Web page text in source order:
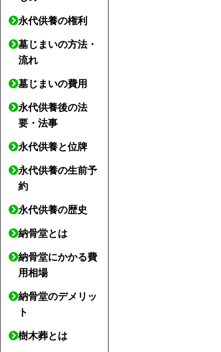
永代供養の権利
墓じまいの方法・
流れ
墓じまいの費用
永代供養後の法
要・法事
永代供養と位牌
永代供養の生前予
約
永代供養の歴史
納骨堂とは
納骨堂にかかる費
用相場
納骨堂のデメリッ
ト
樹木葬とは